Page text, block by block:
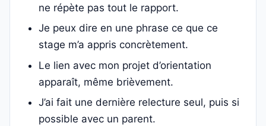
ne répète pas tout le rapport.
Je peux dire en une phrase ce que ce
stage m’a appris concrètement.
Le lien avec mon projet d’orientation
apparaît, même brièvement.
J’ai fait une dernière relecture seul, puis si
possible avec un parent.